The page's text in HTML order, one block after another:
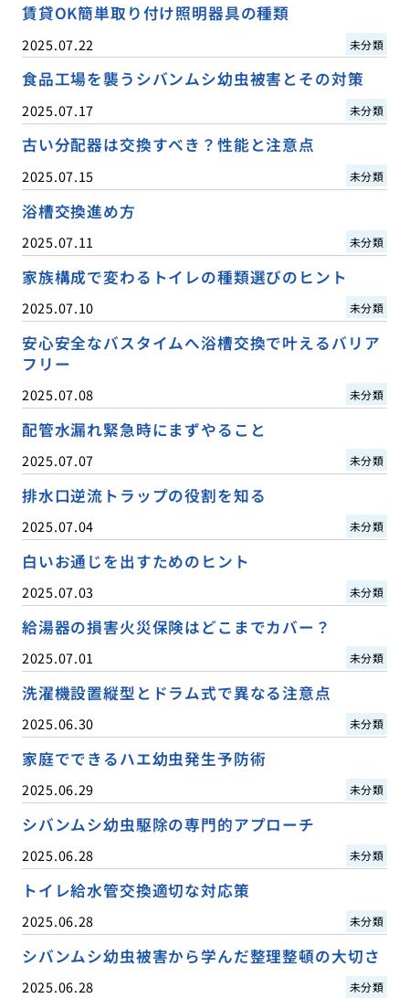
賃貸OK簡単取り付け照明器具の種類
2025.07.22 未分類
食品工場を襲うシバンムシ幼虫被害とその対策
2025.07.17 未分類
古い分配器は交換すべき？性能と注意点
2025.07.15 未分類
浴槽交換進め方
2025.07.11 未分類
家族構成で変わるトイレの種類選びのヒント
2025.07.10 未分類
安心安全なバスタイムへ浴槽交換で叶えるバリア
フリー
2025.07.08 未分類
配管水漏れ緊急時にまずやること
2025.07.07 未分類
排水口逆流トラップの役割を知る
2025.07.04 未分類
白いお通じを出すためのヒント
2025.07.03 未分類
給湯器の損害火災保険はどこまでカバー？
2025.07.01 未分類
洗濯機設置縦型とドラム式で異なる注意点
2025.06.30 未分類
家庭でできるハエ幼虫発生予防術
2025.06.29 未分類
シバンムシ幼虫駆除の専門的アプローチ
2025.06.28 未分類
トイレ給水管交換適切な対応策
2025.06.28 未分類
シバンムシ幼虫被害から学んだ整理整頓の大切さ
2025.06.28 未分類